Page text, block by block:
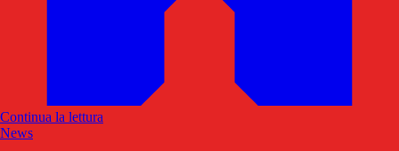
Continua la lettura
News